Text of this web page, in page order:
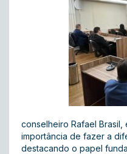
conselheiro Rafael Brasil,
importância de fazer a
destacando o papel